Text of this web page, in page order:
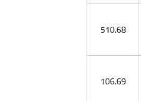
510.68
106.69